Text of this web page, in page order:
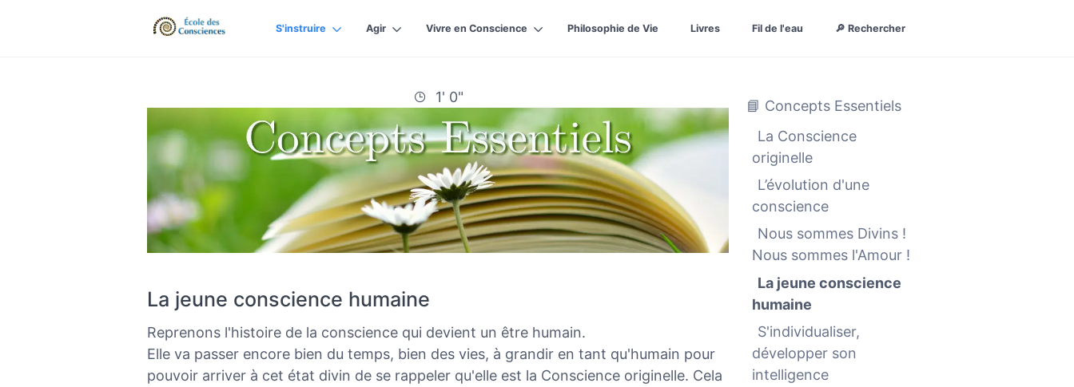
S'instruire Agir Vivre en Conscience Philosophie de Vie Livres Fil de l'eau 🔎 Rechercher
1' 0"
La jeune conscience humaine
Reprenons l'histoire de la conscience qui devient un être humain.
Elle va passer encore bien du temps, bien des vies, à grandir en tant qu'humain pour
pouvoir arriver à cet état divin de se rappeler qu'elle est la Conscience originelle. Cela
📘 Concepts Essentiels
La Conscience
originelle
L’évolution d'une
conscience
Nous sommes Divins !
Nous sommes l'Amour !
La jeune conscience
humaine
S'individualiser,
développer son
intelligence